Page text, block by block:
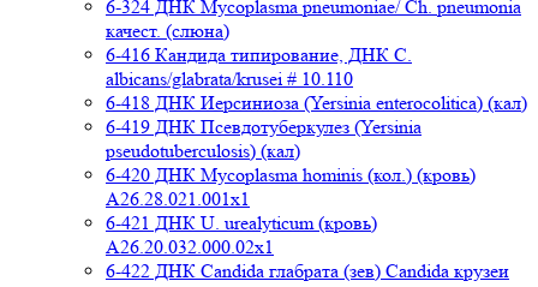
6-324 ДНК Mycoplasma pneumoniae/ Ch. pneumonia
качест. (слюна)
6-416 Кандида типирование, ДНК C.
albicans/glabrata/krusei # 10.110
6-418 ДНК Иерсиниоза (Yersinia enterocolitica) (кал)
6-419 ДНК Псевдотуберкулез (Yersinia
pseudotuberculosis) (кал)
6-420 ДНК Mycoplasma hominis (кол.) (кровь)
A26.28.021.001x1
6-421 ДНК U. urealyticum (кровь)
A26.20.032.000.02х1
6-422 ДНК Candida глабрата (зев) Candida крузеи